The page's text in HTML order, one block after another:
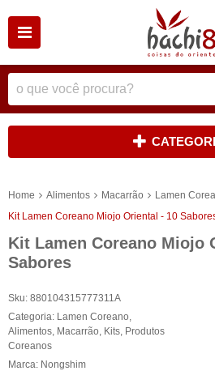
Home Alimentos Macarrão
Lamen
Kit Lamen Coreano Miojo Oriental - 10
Kit Lamen Coreano Miojo
Sabores
Sku: 880104315777311A
Categoria: Lamen Coreano
Alimentos Macarrão Kits Produtos
Coreanos
Marca: Nongshim